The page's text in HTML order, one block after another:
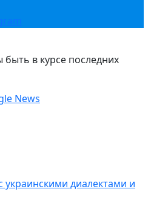
в курсе последних
News
диалектами и